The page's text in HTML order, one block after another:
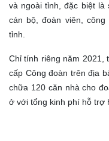
và ngoài tỉnh, đặc biệt
cán bộ, đoàn viên,
tỉnh.
Chỉ tính riêng năm 2021,
cấp Công đoàn trên địa
chữa 120 căn nhà cho
ở với tổng kinh phí hỗ trợ